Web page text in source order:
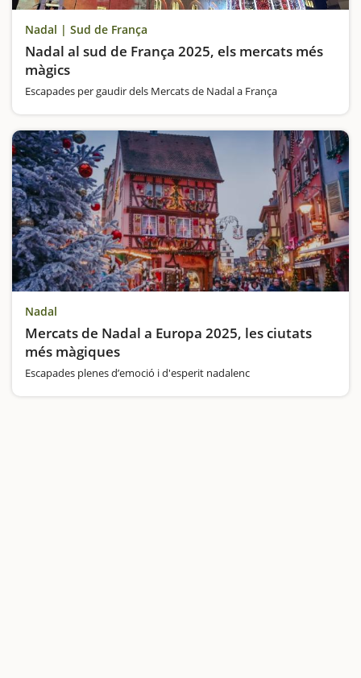
Nadal | Sud de França
Nadal al sud de França 2025, els mercats més
màgics
Escapades per gaudir dels Mercats de Nadal a França
Nadal
Mercats de Nadal a Europa 2025, les ciutats
més màgiques
Escapades plenes d’emoció i d'esperit nadalenc